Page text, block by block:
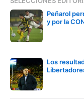
Peñarol
y por la
Los